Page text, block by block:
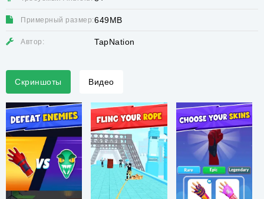
Примерный размер:649MB
Автор: TapNation
Скриншоты Видео